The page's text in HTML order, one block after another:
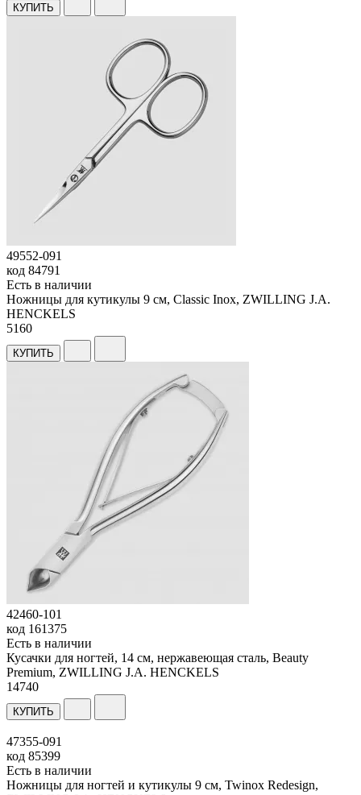
КУПИТЬ
49552-091
код 84791
Есть в наличии
Ножницы для кутикулы 9 см, Classic Inox, ZWILLING J.A.
HENCKELS
5160
КУПИТЬ
42460-101
код 161375
Есть в наличии
Кусачки для ногтей, 14 см, нержавеющая сталь, Beauty
Premium, ZWILLING J.A. HENCKELS
14740
КУПИТЬ
47355-091
код 85399
Есть в наличии
Ножницы для ногтей и кутикулы 9 см, Twinox Redesign,